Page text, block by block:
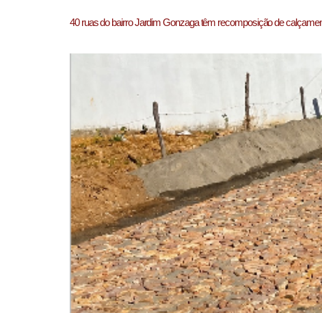
40 ruas do bairro Jardim Gonzaga têm recomposição de